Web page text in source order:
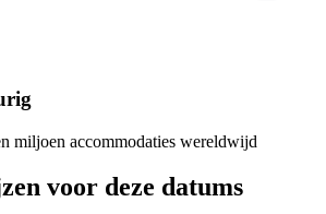
miljoen accommodaties wereldwijd
voor deze datums